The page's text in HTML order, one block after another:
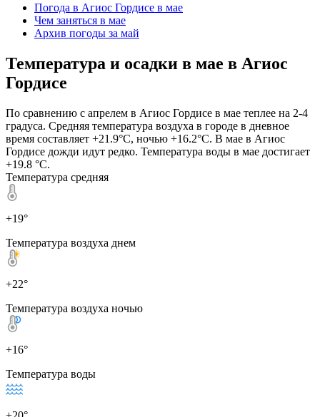
Погода в Агиос Гордисе в мае
Чем заняться в мае
Архив погоды за май
Температура и осадки в мае в Агиос
Гордисе
По сравнению с апрелем в Агиос Гордисе в мае теплее на 2-4
градуса. Средняя температура воздуха в городе в дневное
время составляет +21.9°C, ночью +16.2°C. В мае в Агиос
Гордисе дожди идут редко. Температура воды в мае достигает
+19.8 °C.
Температура средняя
+19°
Температура воздуха днем
+22°
Температура воздуха ночью
+16°
Температура воды